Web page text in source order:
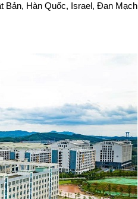
Bản, Hàn Quốc, Israel, Đan Mạch